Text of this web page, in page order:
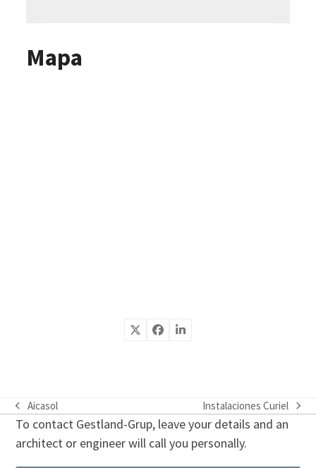
Mapa
previous
post:
Aicasol
next
post:
Instalaciones Curiel
To contact Gestland-Grup, leave your details and an
architect or engineer will call you personally.